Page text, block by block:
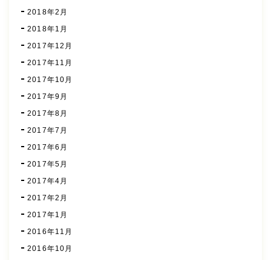
2018年2月
2018年1月
2017年12月
2017年11月
2017年10月
2017年9月
2017年8月
2017年7月
2017年6月
2017年5月
2017年4月
2017年2月
2017年1月
2016年11月
2016年10月